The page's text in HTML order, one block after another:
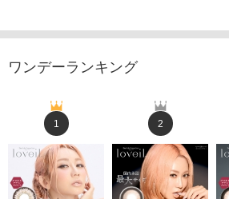
ワンデーランキング
1 2